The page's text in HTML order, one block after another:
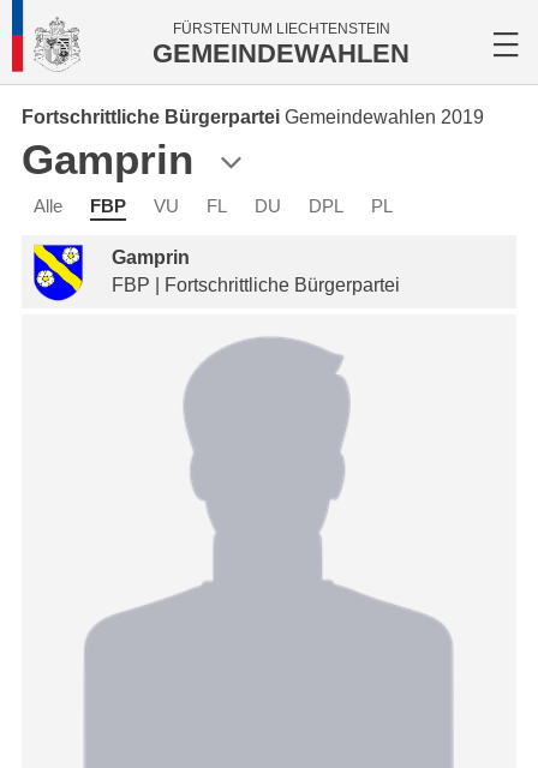
FÜRSTENTUM LIECHTENSTEIN
GEMEINDEWAHLEN
Fortschrittliche Bürgerpartei Gemeindewahlen 2019
Gamprin
Alle FBP VU FL DU DPL PL
Gamprin
FBP | Fortschrittliche Bürgerpartei